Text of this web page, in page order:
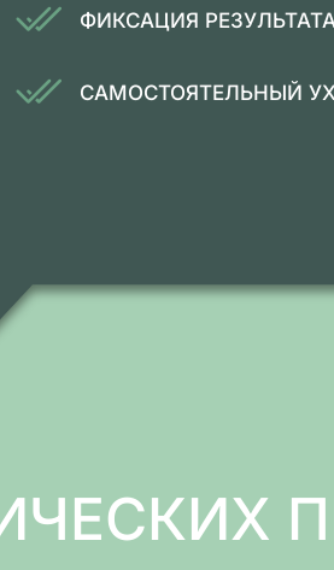
ФИКСАЦИЯ
САМОСТОЯТЕЛЬНЫЙ